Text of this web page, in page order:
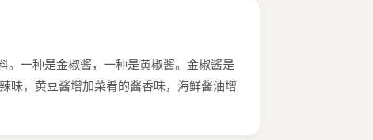
。⼀种是⾦椒酱，⼀种是⻩椒酱。⾦椒酱是
味，⻩⾖酱增加菜肴的酱⾹味，海鲜酱油增